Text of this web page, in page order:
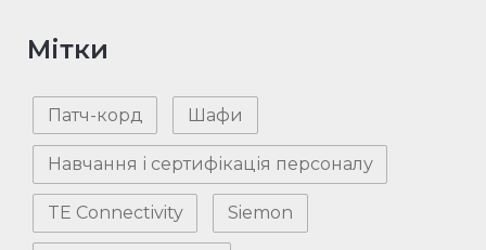
Мітки
Патч-корд Шафи
Навчання і сертифікація персоналу
TE Connectivity Siemon